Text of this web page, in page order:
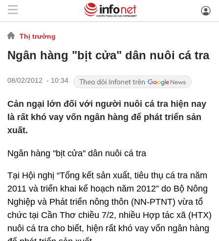
Thị trường
Ngân hàng "bịt cửa" dân nuôi cá tra
08/02/2012 - 10:34
Cản ngại lớn đối với người nuôi cá tra hiện nay
là rất khó vay vốn ngân hàng để phát triển sản
xuất.
Ngân hàng "bịt cửa" dân nuôi cá tra
Tại Hội nghị “Tổng kết sản xuất, tiêu thụ cá tra năm
2011 và triển khai kế hoạch năm 2012” do Bộ Nông
Nghiệp và Phát triển nông thôn (NN-PTNT) vừa tổ
chức tại Cần Thơ chiều 7/2, nhiều Hợp tác xã (HTX)
nuôi cá tra cho biết, hiện rất khó vay vốn ngân hàng